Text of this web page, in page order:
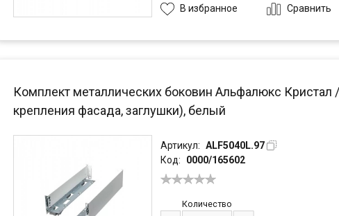
В избранное Сравнить
Комплект металлических боковин Альфалюкс Кристал
крепления фасада, заглушки), белый
Артикул: ALF5040L.97
Код:
0000/165602
Количество